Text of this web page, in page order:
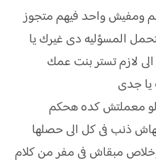
ومفيش واحد فيهم متجوز
المسؤليه دى غيرك يا
لازم تستر بنت عمك
يا جدى
لو معملتش كده هحكم
ذنب فى كل الى حصلها
مبقاش فى مفر من كلام